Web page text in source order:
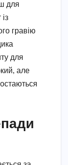
для
гравію
для
але